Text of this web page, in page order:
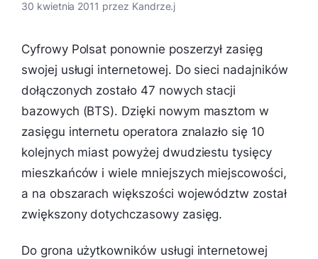
30 kwietnia 2011 przez Kandrze.j
Cyfrowy Polsat ponownie poszerzył zasięg
swojej usługi internetowej. Do sieci nadajników
dołączonych zostało 47 nowych stacji
bazowych (BTS). Dzięki nowym masztom w
zasięgu internetu operatora znalazło się 10
kolejnych miast powyżej dwudziestu tysięcy
mieszkańców i wiele mniejszych miejscowości,
a na obszarach większości województw został
zwiększony dotychczasowy zasięg.
Do grona użytkowników usługi internetowej